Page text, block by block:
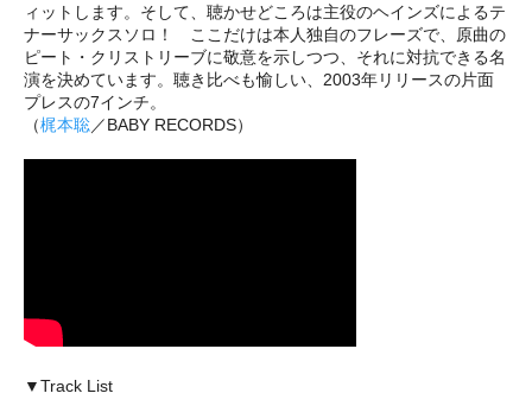
ィットします。そして、聴かせどころは主役のヘインズによるテ
ナーサックスソロ！ ここだけは本人独自のフレーズで、原曲の
ピート・クリストリーブに敬意を示しつつ、それに対抗できる名
演を決めています。聴き比べも愉しい、2003年リリースの片面
プレスの7インチ。
（梶本聡／BABY RECORDS）
▼Track List